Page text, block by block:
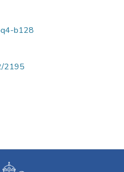
b128
2195